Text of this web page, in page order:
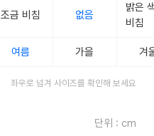
조금 비침 없음
밝은
비침
여름 가을 겨
좌우로 넘겨 사이즈를 확인해 보세요
단위 : cm